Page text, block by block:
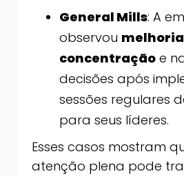
General Mills: A
observou
concentração e
decisões após
sessões regulares
para seus líderes.
Esses casos mostram
atenção plena pode